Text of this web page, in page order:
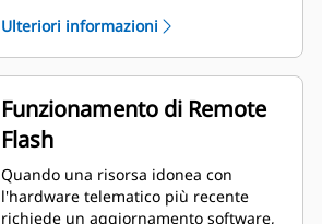
acquisiti il più presto possibile,
senza che la macchina lasci il
cantiere
Installazione degli aggiornamenti
quando più opportuno per le
operazioni
Migliore efficienza in cantiere, con
risparmi in termini di tempo e
denaro
Ulteriori informazioni
Funzionamento di Remote
Flash
Quando una risorsa idonea con
l'hardware telematico più recente
richiede un aggiornamento software,